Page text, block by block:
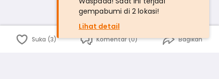
Suka (3) Komentar (0) Bagikan
gempabumi di 2 lokasi!
Lihat detail